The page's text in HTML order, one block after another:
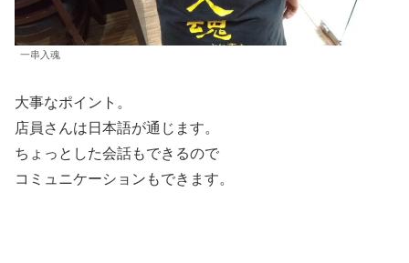
一串入魂
大事なポイント。
店員さんは日本語が通じます。
ちょっとした会話もできるので
コミュニケーションもできます。